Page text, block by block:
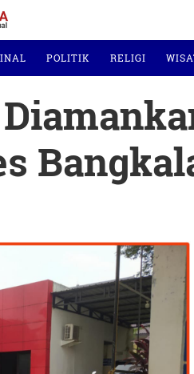
POLITIK RELIGI